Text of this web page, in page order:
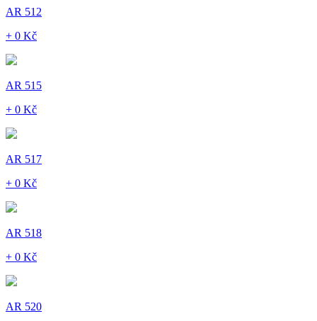
AR 512
+ 0 Kč
AR 515
+ 0 Kč
AR 517
+ 0 Kč
AR 518
+ 0 Kč
AR 520